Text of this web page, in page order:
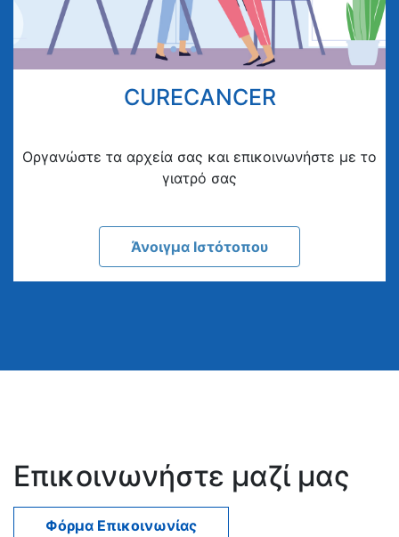
CURECANCER
Οργανώστε τα αρχεία σας και επικοινωνήστε με το
γιατρό σας
Άνοιγμα Ιστότοπου
Επικοινωνήστε μαζί μας
Φόρμα Επικοινωνίας